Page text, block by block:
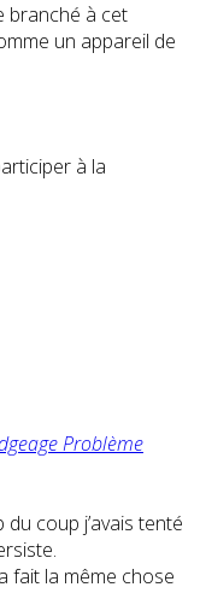
branché à cet
un appareil de
à la
Problème
coup j’avais tenté
fait la même chose